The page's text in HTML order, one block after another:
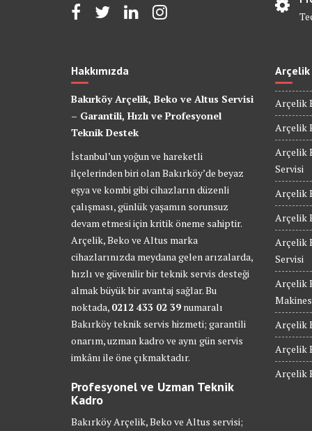
Hakkımızda
Bakırköy Arçelik, Beko ve Altus Servisi
– Garantili, Hızlı ve Profesyonel
Teknik Destek
İstanbul’un yoğun ve hareketli
ilçelerinden biri olan Bakırköy’de beyaz
eşya ve kombi gibi cihazların düzenli
çalışması, günlük yaşamın sorunsuz
devam etmesi için kritik öneme sahiptir.
Arçelik, Beko ve Altus marka
cihazlarınızda meydana gelen arızalarda,
hızlı ve güvenilir bir teknik servis desteği
almak büyük bir avantaj sağlar. Bu
noktada, 0212 433 02 39 numaralı
Bakırköy teknik servis hizmeti; garantili
onarım, uzman kadro ve aynı gün servis
imkânı ile öne çıkmaktadır.
Profesyonel ve Uzman Teknik
Kadro
Bakırköy Arçelik, Beko ve Altus servisi;
Arçelik
Arçelik
Arçelik
Arçelik
Servisi
Arçelik
Arçelik
Arçelik
Servisi
Arçelik
Arçelik
Arçelik
Arçelik